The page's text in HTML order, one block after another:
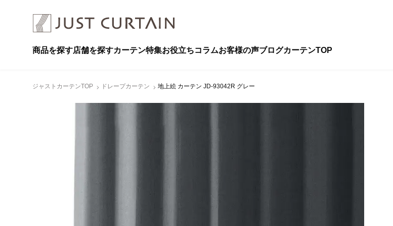
商品を探す店舗を探すカーテン特集お役立ちコラムお客様の声ブログカーテンTOP
ジャストカーテンTOP ドレープカーテン 地上絵 カーテン JD-93042R グレー